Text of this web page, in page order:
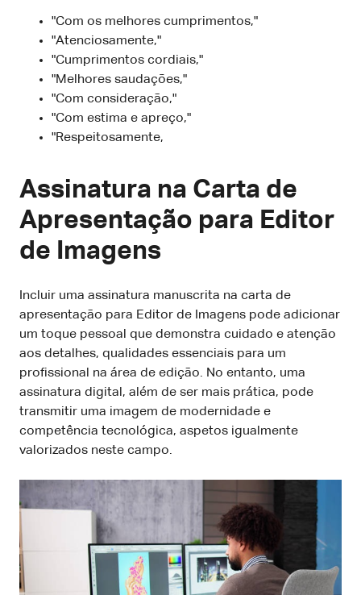
"Com os melhores cumprimentos,"
"Atenciosamente,"
"Cumprimentos cordiais,"
"Melhores saudações,"
"Com consideração,"
"Com estima e apreço,"
"Respeitosamente,
Assinatura na Carta de
Apresentação para Editor
de Imagens
Incluir uma assinatura manuscrita na carta de
apresentação para Editor de Imagens pode adicionar
um toque pessoal que demonstra cuidado e atenção
aos detalhes, qualidades essenciais para um
profissional na área de edição. No entanto, uma
assinatura digital, além de ser mais prática, pode
transmitir uma imagem de modernidade e
competência tecnológica, aspetos igualmente
valorizados neste campo.